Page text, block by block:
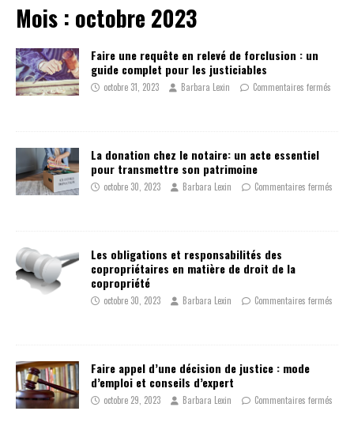
Mois : octobre 2023
Faire une requête en relevé de forclusion : un
guide complet pour les justiciables
octobre 31, 2023 Barbara Lexin Commentaires fermés
La donation chez le notaire: un acte essentiel
pour transmettre son patrimoine
octobre 30, 2023 Barbara Lexin Commentaires fermés
Les obligations et responsabilités des
copropriétaires en matière de droit de la
copropriété
octobre 30, 2023 Barbara Lexin Commentaires fermés
Faire appel d’une décision de justice : mode
d’emploi et conseils d’expert
octobre 29, 2023 Barbara Lexin Commentaires fermés